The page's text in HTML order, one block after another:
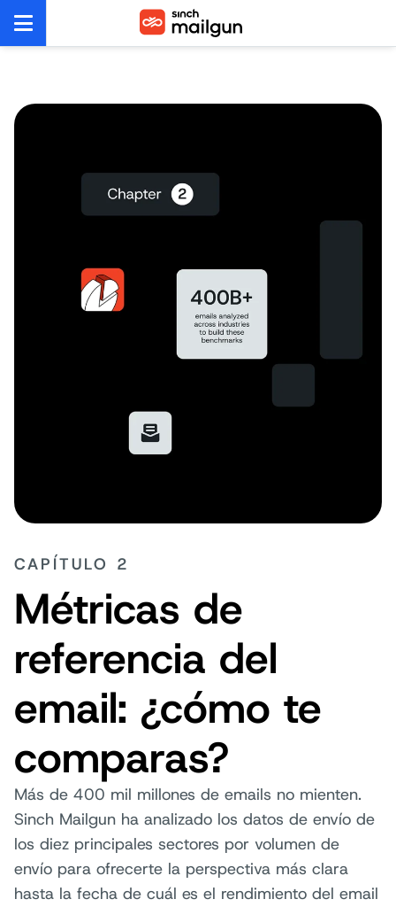
CAPÍTULO 2
Métricas de
referencia del
email: ¿cómo te
comparas?
Más de 400 mil millones de emails no mienten.
Sinch Mailgun ha analizado los datos de envío de
los diez principales sectores por volumen de
envío para ofrecerte la perspectiva más clara
hasta la fecha de cuál es el rendimiento del email